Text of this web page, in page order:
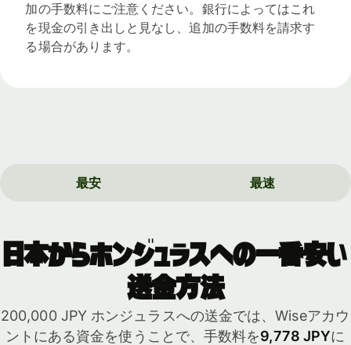
加の手数料にご注意ください。銀行によってはこれ
を現金の引き出しと見なし、追加の手数料を請求す
る場合があります。
最安 最速
日本からホンジュラスへの一番安い
送金方法
200,000 JPY ホンジュラスへの送金では、Wiseアカウ
ントにある資金を使うことで、手数料を9,778 JPYに